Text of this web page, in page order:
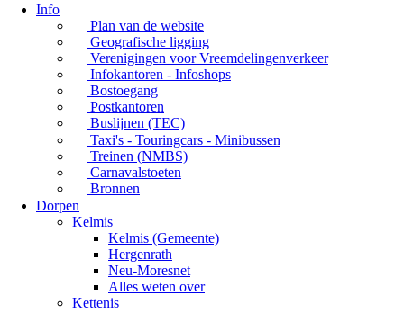
Info
Plan van de website
Geografische ligging
Verenigingen voor Vreemdelingenverkeer
Infokantoren - Infoshops
Bostoegang
Postkantoren
Buslijnen (TEC)
Taxi's - Touringcars - Minibussen
Treinen (NMBS)
Carnavalstoeten
Bronnen
Dorpen
Kelmis
Kelmis (Gemeente)
Hergenrath
Neu-Moresnet
Alles weten over
Kettenis